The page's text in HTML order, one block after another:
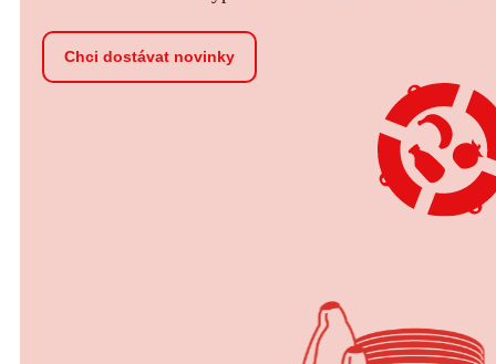
Chci dostávat novinky